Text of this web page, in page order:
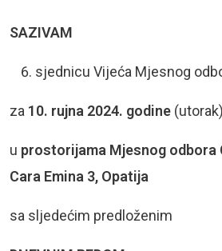
SAZIVAM
sjednicu Vijeća Mjesnog
za 10. rujna 2024. godine
u prostorijama Mjesnog odbora
Cara Emina 3, Opatija
sa sljedećim predloženim